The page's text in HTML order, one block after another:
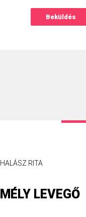
HORVÁTH ANDRÁS DEZSŐ
LEGJOBBAN A